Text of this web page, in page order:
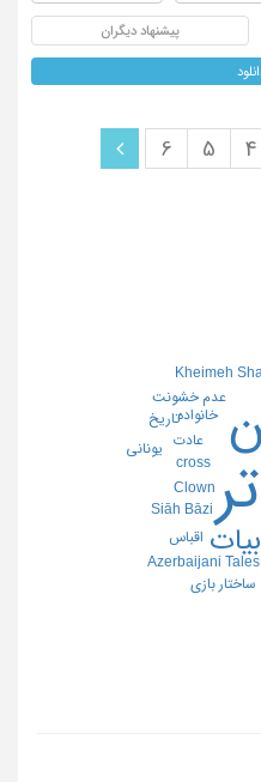
پیشنهاد دیگران
4
5
6
Azerbaijani Tales
Clown
cross
Kheimeh
Siāh Bāzi
اقباس
ساختار بازی
عادت
عدم خشونت
تاریخخانواده
یونانی